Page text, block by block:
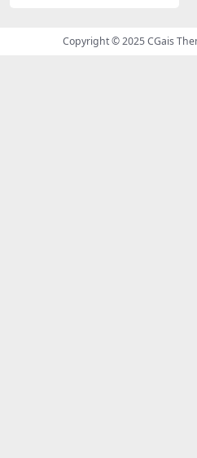
Copyright © 2025CGais